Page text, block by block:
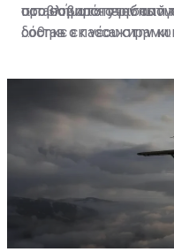
προβλήματα στην
δόθηκε εκ νέου στην
στο σοβαρό
остановился учебный
состав с пассажирами.
пострадавших —
диагностированы у 14
pic.twitter.com/
— Ащьф Лштшфум 💙